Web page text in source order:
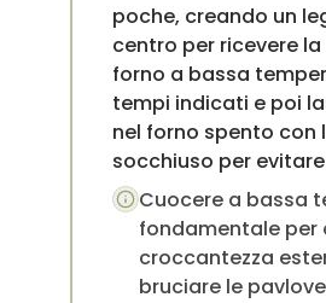
poche, creando un
centro per ricevere
forno a bassa
tempi indicati e poi
nel forno spento con
socchiuso per
Cuocere a bassa
fondamentale per
croccantezza
bruciare le